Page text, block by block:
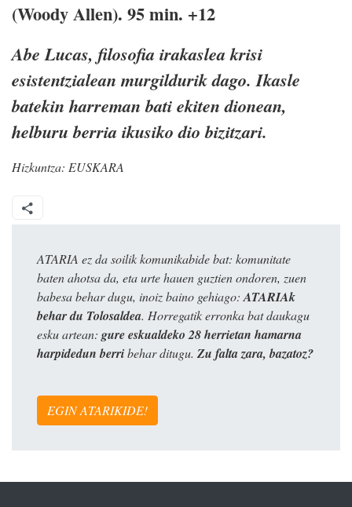
(Woody Allen). 95 min. +12
Abe Lucas, filosofia irakaslea krisi
esistentzialean murgildurik dago. Ikasle
batekin harreman bati ekiten dionean,
helburu berria ikusiko dio bizitzari.
Hizkuntza: EUSKARA
ATARIA ez da soilik komunikabide bat: komunitate
baten ahotsa da, eta urte hauen guztien ondoren, zuen
babesa behar dugu, inoiz baino gehiago:ATARIAk
behar du Tolosaldea. Horregatik erronka bat daukagu
esku artean: gure eskualdeko 28 herrietan hamarna
harpidedun berribehar ditugu. Zu falta zara, bazatoz?
EGIN ATARIKIDE!